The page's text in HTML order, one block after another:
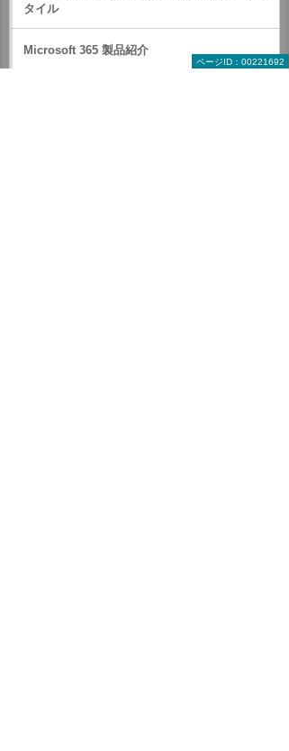
ページID：00221692
タイル
Microsoft 365 製品紹介